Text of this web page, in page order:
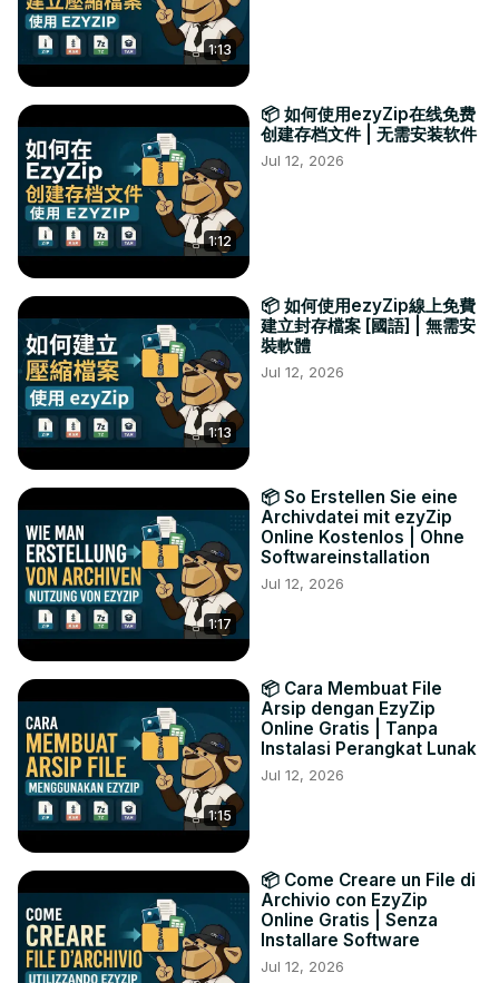
1:13
1:12
📦 如何使用ezyZip在线免费
创建存档文件 | 无需安装软件
Jul 12, 2026
1:13
📦 如何使用ezyZip線上免費
建立封存檔案 [國語] | 無需安
裝軟體
Jul 12, 2026
1:17
📦 So Erstellen Sie eine
Archivdatei mit ezyZip
Online Kostenlos | Ohne
Softwareinstallation
Jul 12, 2026
1:15
📦 Cara Membuat File
Arsip dengan EzyZip
Online Gratis | Tanpa
Instalasi Perangkat Lunak
Jul 12, 2026
📦 Come Creare un File di
Archivio con EzyZip
Online Gratis | Senza
Installare Software
Jul 12, 2026